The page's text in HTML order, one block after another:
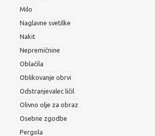
Milo
Naglavne svetilke
Nakit
Nepremičnine
Oblačila
Oblikovanje obrvi
Odstranjevalec ličil
Olivno olje za obraz
Osebne zgodbe
Pergola